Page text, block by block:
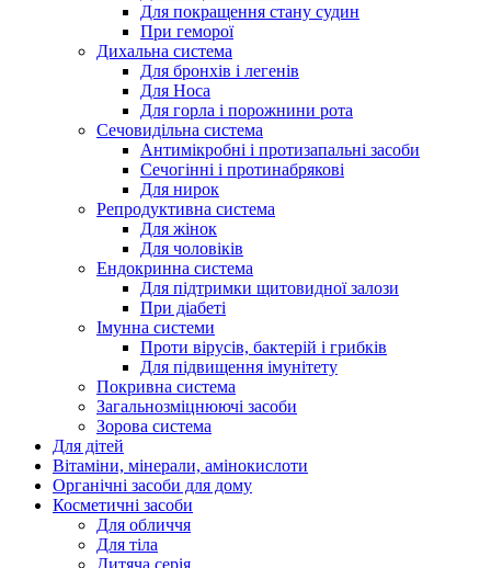
Для покращення стану судин
При геморої
Дихальна система
Для бронхів і легенів
Для Носа
Для горла і порожнини рота
Сечовидільна система
Антимікробні і протизапальні засоби
Сечогінні і протинабрякові
Для нирок
Репродуктивна система
Для жінок
Для чоловіків
Ендокринна система
Для підтримки щитовидної залози
При діабеті
Імунна системи
Проти вірусів, бактерій і грибків
Для підвищення імунітету
Покривна система
Загальнозміцнюючі засоби
Зорова система
Для дітей
Вітаміни, мінерали, амінокислоти
Органічні засоби для дому
Косметичні засоби
Для обличчя
Для тіла